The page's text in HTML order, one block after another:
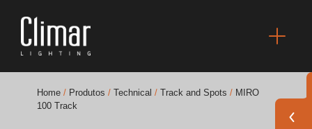
Home / Produtos / Technical / Track and Spots / MIRO
100 Track